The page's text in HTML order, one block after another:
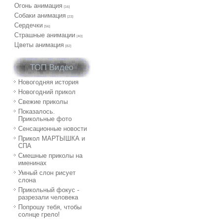
Огонь анимация [16]
Собаки анимация [23]
Сердечки [56]
Страшные анимации [40]
Цветы анимация [82]
ТОП Видео
Новогодняя история
Новогодний прикол
Свежие приколы
Показалось.
Прикольные фото
Сенсационные новости
Прикол МАРТЫШКА и
СПА
Смешные приколы на
именинах
Умный слон рисует
слона
Прикольный фокус -
разрезали человека
Попрошу тебя, чтобы
солнце грело!